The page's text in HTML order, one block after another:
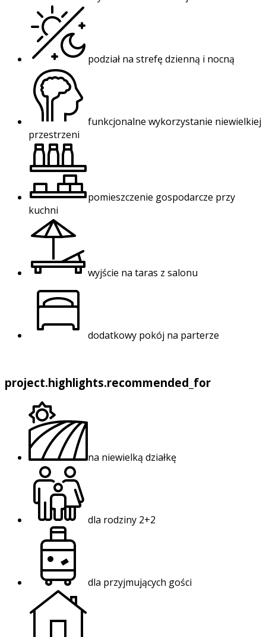
podział na strefę dzienną i nocną
funkcjonalne wykorzystanie niewielkiej
przestrzeni
pomieszczenie gospodarcze przy
kuchni
wyjście na taras z salonu
dodatkowy pokój na parterze
project.highlights.recommended_for
na niewielką działkę
dla rodziny 2+2
dla przyjmujących gości